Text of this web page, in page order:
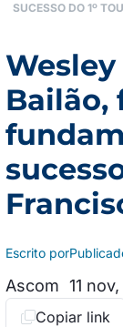
SUCESSO DO 1º
Bailão,
Escrito por
Ascom 11
Copiar link